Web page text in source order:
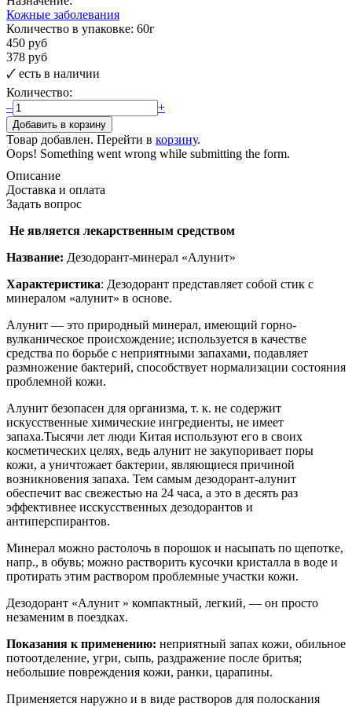
Кожные заболевания
Количество в упаковке: 60г
450 руб
378 руб
🗸 есть в наличии
Количество:
–
+
Товар добавлен. Перейти в корзину.
Oops! Something went wrong while submitting the form.
Описание
Доставка и оплата
Задать вопрос
Не является лекарственным средством
Название: Дезодорант-минерал «Алунит»
Характеристика: Дезодорант представляет собой стик с
минералом «алунит» в основе.
Алунит — это природный минерал, имеющий горно-
вулканическое происхождение; используется в качестве
средства по борьбе с неприятными запахами, подавляет
размножение бактерий, способствует нормализации состояния
проблемной кожи.
Алунит безопасен для организма, т. к. не содержит
искусственные химические ингредиенты, не имеет
запаха.Тысячи лет люди Китая используют его в своих
косметических целях, ведь алунит не закупоривает поры
кожи, а уничтожает бактерии, являющиеся причиной
возникновения запаха. Тем самым дезодорант-алунит
обеспечит вас свежестью на 24 часа, а это в десять раз
эффективнее исскусственных дезодорантов и
антиперспирантов.
Минерал можно растолочь в порошок и насыпать по щепотке,
напр., в обувь; можно растворить кусочки кристалла в воде и
протирать этим раствором проблемные участки кожи.
Дезодорант «Алунит » компактный, легкий, — он просто
незаменим в поездках.
Показания к применению: неприятный запах кожи, обильное
потоотделение, угри, сыпь, раздражение после бритья;
небольшие повреждения кожи, ранки, царапины.
Применяется наружно и в виде растворов для полоскания